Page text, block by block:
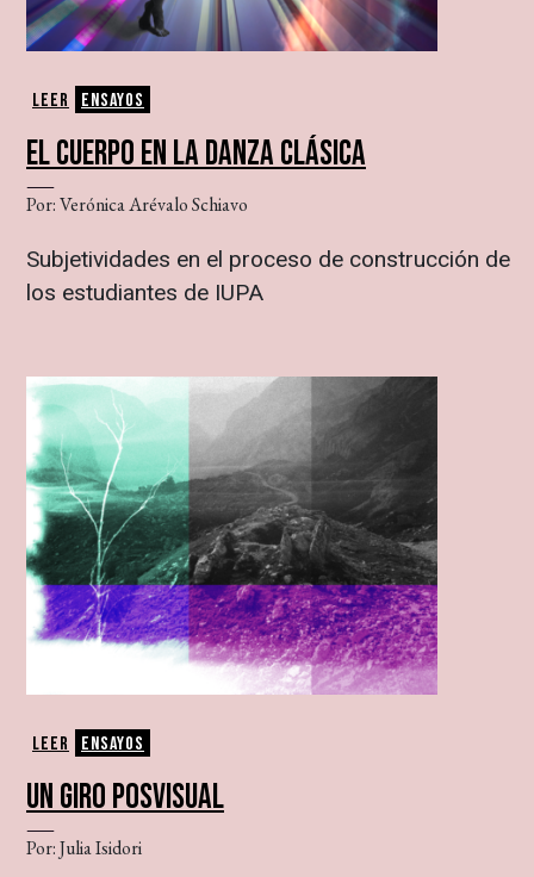
Leer Ensayos
EL CUERPO EN LA DANZA CLÁSICA
Por: Verónica Arévalo Schiavo
Subjetividades en el proceso de construcción de
los estudiantes de IUPA
Leer Ensayos
UN GIRO POSVISUAL
Por: Julia Isidori